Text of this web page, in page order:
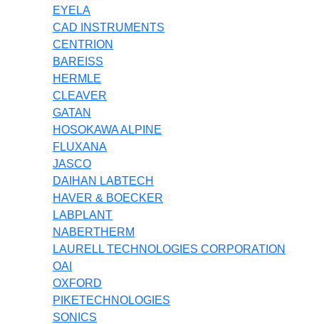
EYELA
CAD INSTRUMENTS
CENTRION
BAREISS
HERMLE
CLEAVER
GATAN
HOSOKAWA ALPINE
FLUXANA
JASCO
DAIHAN LABTECH
HAVER & BOECKER
LABPLANT
NABERTHERM
LAURELL TECHNOLOGIES CORPORATION
OAI
OXFORD
PIKETECHNOLOGIES
SONICS